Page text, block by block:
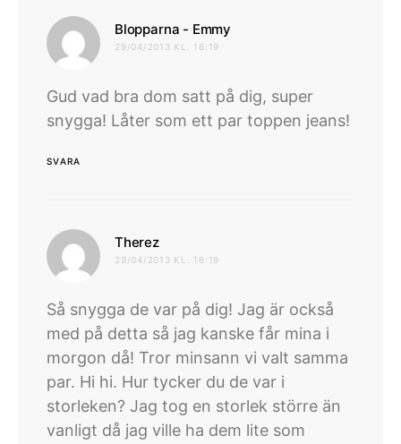
Blopparna - Emmy
29/04/2013 KL. 16:19
Gud vad bra dom satt på dig, super
snygga! Låter som ett par toppen jeans!
SVARA
Therezskriver:
29/04/2013 KL. 16:19
Så snygga de var på dig! Jag är också
med på detta så jag kanske får mina i
morgon då! Tror minsann vi valt samma
par. Hi hi. Hur tycker du de var i
storleken? Jag tog en storlek större än
vanligt då jag ville ha dem lite som